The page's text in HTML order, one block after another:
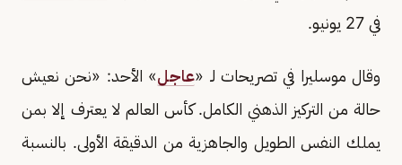
في 27 يونيو.
وقال موسليرا في تصريحات لـ «عاجل» الأحد: «نحن نعيش
حالة من التركيز الذهني الكامل. كأس العالم لا يعترف إلا بمن
يملك النفس الطويل والجاهزية من الدقيقة الأولى. بالنسبة